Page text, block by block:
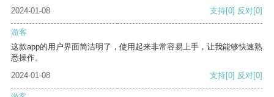
2024-01-08 支持[0] 反对[0]
游客
这款app的用户界面简洁明了，使用起来非常容易上手，让我能够快速熟
悉操作。
2024-01-08
支持[0] 反对[0]